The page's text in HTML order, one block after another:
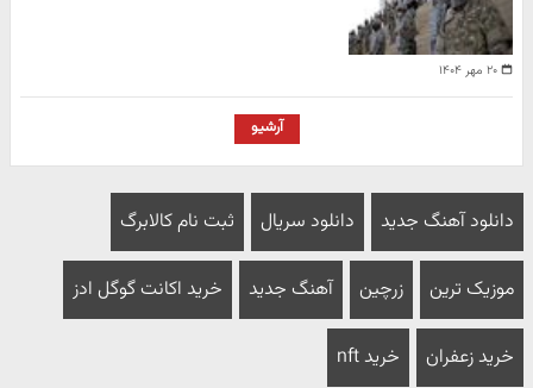
۲۰ مهر ۱۴۰۴
آرشیو
دانلود آهنگ جدید دانلود سریال ثبت نام کالابرگ
موزیک ترین زرچین آهنگ جدید خرید اکانت گوگل ادز
خرید زعفران خرید nft